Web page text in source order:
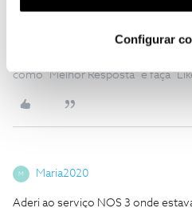
utilização dos cookies
Configurar
Obrigada
como "Melhor Resposta" e faça
M Maria2020
Aderi ao serviço NOS 3 onde